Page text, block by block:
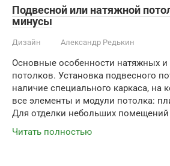
Подвесной или натяжной
минусы
Дизайн Александр Редькин
Основные особенности натяжных
потолков. Установка подвесного
наличие специального каркаса, на
все элементы и модули потолка:
Для отделки небольших помещений
Читать полностью